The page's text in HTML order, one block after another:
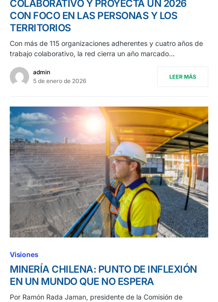
COLABORATIVO Y PROYECTA UN 2026
CON FOCO EN LAS PERSONAS Y LOS
TERRITORIOS
Con más de 115 organizaciones adherentes y cuatro años de
trabajo colaborativo, la red cierra un año marcado…
admin
5 de enero de 2026
LEER MÁS
Visiones
MINERÍA CHILENA: PUNTO DE INFLEXIÓN
EN UN MUNDO QUE NO ESPERA
Por Ramón Rada Jaman, presidente de la Comisión de